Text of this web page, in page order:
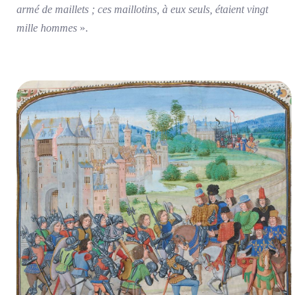
armé de maillets ; ces maillotins, à eux seuls, étaient vingt
mille hommes ».